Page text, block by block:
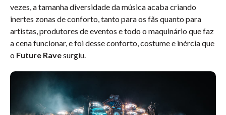
vezes, a tamanha diversidade da música acaba criando
inertes zonas de conforto, tanto para os fãs quanto para
artistas, produtores de eventos e todo o maquinário que faz
a cena funcionar, e foi desse conforto, costume e inércia que
o Future Ravesurgiu.